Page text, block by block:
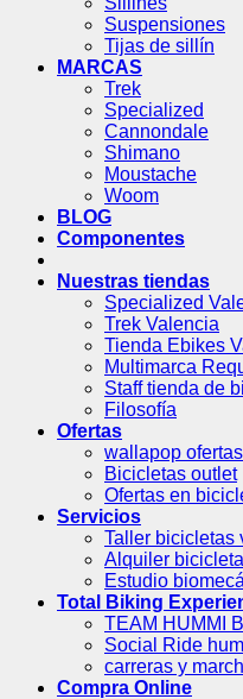
Suspensiones
Tijas de sillín
MARCAS
Trek
Specialized
Cannondale
Shimano
Moustache
Woom
BLOG
Componentes
Nuestras tiendas
Specialized
Trek Valencia
Tienda Ebikes
Multimarca
Staff tienda de
Filosofía
Ofertas
wallapop
Bicicletas outlet
Ofertas en
Servicios
Taller bicicletas
Alquiler
Estudio
Total Biking
TEAM HUMMI
Social Ride
carreras y
Compra Online